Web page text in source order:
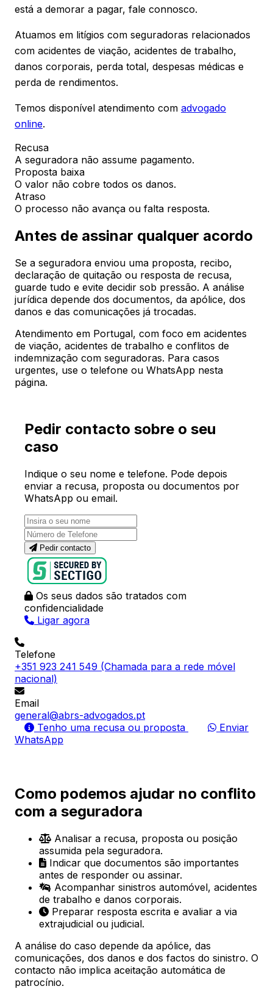
está a demorar a pagar, fale connosco.
Atuamos em litígios com seguradoras relacionados
com acidentes de viação, acidentes de trabalho,
danos corporais, perda total, despesas médicas e
perda de rendimentos.
Temos disponível atendimento com advogado
online.
Recusa
A seguradora não assume pagamento.
Proposta baixa
O valor não cobre todos os danos.
Atraso
O processo não avança ou falta resposta.
Antes de assinar qualquer acordo
Se a seguradora enviou uma proposta, recibo,
declaração de quitação ou resposta de recusa,
guarde tudo e evite decidir sob pressão. A análise
jurídica depende dos documentos, da apólice, dos
danos e das comunicações já trocadas.
Atendimento em Portugal, com foco em acidentes
de viação, acidentes de trabalho e conflitos de
indemnização com seguradoras. Para casos
urgentes, use o telefone ou WhatsApp nesta
página.
Pedir contacto sobre o seu
caso
Indique o seu nome e telefone. Pode depois
enviar a recusa, proposta ou documentos por
WhatsApp ou email.
Pedir contacto
Os seus dados são tratados com
confidencialidade
Ligar agora
Telefone
+351 923 241 549 (Chamada para a rede móvel
nacional)
Email
general@abrs-advogados.pt
Tenho uma recusa ou proposta
Enviar
WhatsApp
Como podemos ajudar no conflito
com a seguradora
Analisar a recusa, proposta ou posição
assumida pela seguradora.
Indicar que documentos são importantes
antes de responder ou assinar.
Acompanhar sinistros automóvel, acidentes
de trabalho e danos corporais.
Preparar resposta escrita e avaliar a via
extrajudicial ou judicial.
A análise do caso depende da apólice, das
comunicações, dos danos e dos factos do sinistro. O
contacto não implica aceitação automática de
patrocínio.